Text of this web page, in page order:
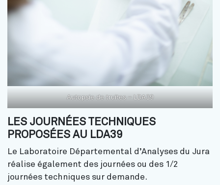
Autopsie de truites – LDA39
LES JOURNÉES TECHNIQUES
PROPOSÉES AU LDA39
Le Laboratoire Départemental d’Analyses du Jura
réalise également des journées ou des 1/2
journées techniques sur demande.